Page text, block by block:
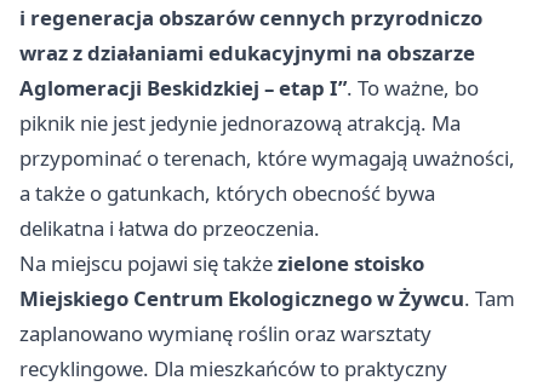
i regeneracja obszarów cennych przyrodniczo
wraz z działaniami edukacyjnymi na obszarze
Aglomeracji Beskidzkiej – etap I”. To ważne, bo
piknik nie jest jedynie jednorazową atrakcją. Ma
przypominać o terenach, które wymagają uważności,
a także o gatunkach, których obecność bywa
delikatna i łatwa do przeoczenia.
Na miejscu pojawi się takżezielone stoisko
Miejskiego Centrum Ekologicznego w Żywcu. Tam
zaplanowano wymianę roślin oraz warsztaty
recyklingowe. Dla mieszkańców to praktyczny